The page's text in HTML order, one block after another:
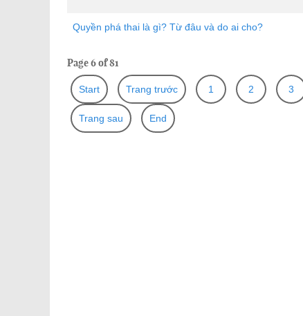
Quyền phá thai là gì? Từ đâu và do ai cho?
Page 6 of 81
Start Trang trước 1 2 3
Trang sau End